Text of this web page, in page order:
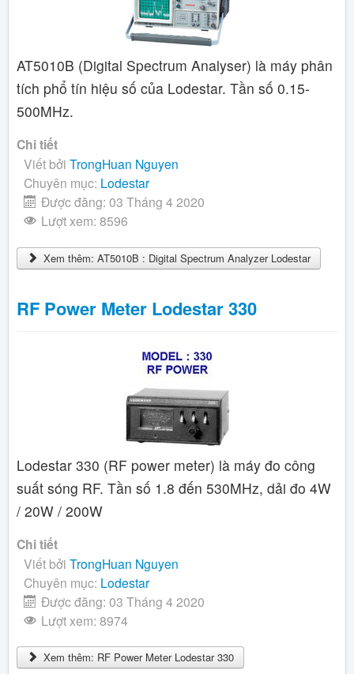
AT5010B (Digital Spectrum Analyser) là máy phân
tích phổ tín hiệu số của Lodestar. Tần số 0.15-
500MHz.
Chi tiết
Viết bởi TrongHuan Nguyen
Chuyên mục: Lodestar
Được đăng: 03 Tháng 4 2020
Lượt xem: 8596
Xem thêm: AT5010B : Digital Spectrum Analyzer Lodestar
RF Power Meter Lodestar 330
Lodestar 330 (RF power meter) là máy đo công
suất sóng RF. Tần số 1.8 đến 530MHz, dải đo 4W
/ 20W / 200W
Chi tiết
Viết bởi TrongHuan Nguyen
Chuyên mục: Lodestar
Được đăng: 03 Tháng 4 2020
Lượt xem: 8974
Xem thêm: RF Power Meter Lodestar 330